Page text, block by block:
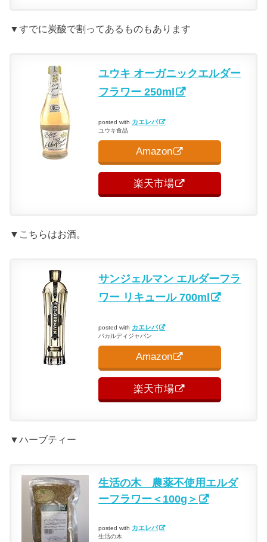
▼すでに炭酸で割ってあるものもあります
ユウキ オーガニックエルダー
フラワー 250ml
posted with カエレバ
ユウキ食品
Amazon
楽天市場
▼こちらはお酒。
サンジェルマン エルダーフラ
ワー リキュール 700ml
posted with カエレバ
バカルディジャパン
Amazon
楽天市場
▼ハーブティー
生活の木 農薬不使用エルダ
ーフラワー＜100g＞
posted with カエレバ
生活の木